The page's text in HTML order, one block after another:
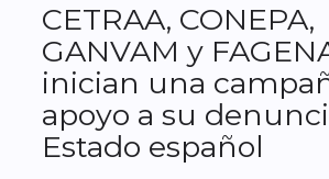
CETRAA, CONEPA,
GANVAM y
inician una
apoyo a su
Estado español